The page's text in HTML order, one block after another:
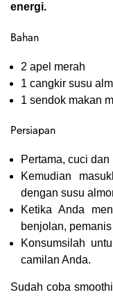
energi.
Bahan
2 apel merah
1 cangkir susu
1 sendok makan
Persiapan
Pertama, cuci
Kemudian
dengan susu
Ketika Anda
benjolan,
Konsumsilah
camilan Anda.
Sudah coba